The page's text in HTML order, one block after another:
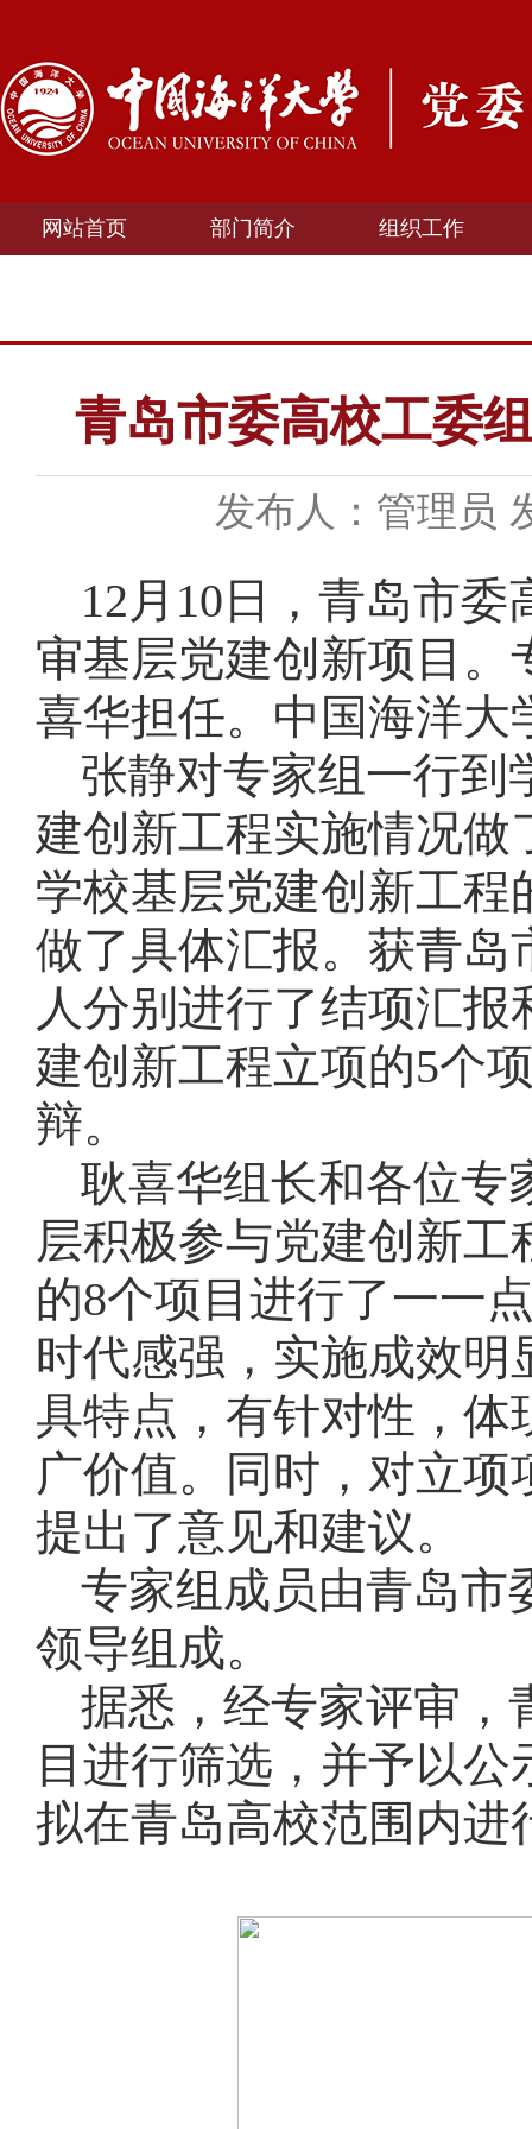
网站首页 部门简介 组织工作
青岛市委高校工委
发布人：管理员
12月 10 日，青岛市
审基层党建创新项目
喜华担任。中国海洋大
张静对专家组一行到
建创新工程实施情况
学校基层党建创新工
做了具体汇报。获青岛
人分别进行了结项汇
建创新工程立项的5个
辩。
耿喜华组长和各位专
层积极参与党建创新
的8个项目进行了一一
时代感强，实施成效
具特点，有针对性，
广价值。同时，对立
提出了意见和建议。
专家组成员由青岛市
领导组成。
据悉，经专家评审，
目进行筛选，并予以
拟在青岛高校范围内进